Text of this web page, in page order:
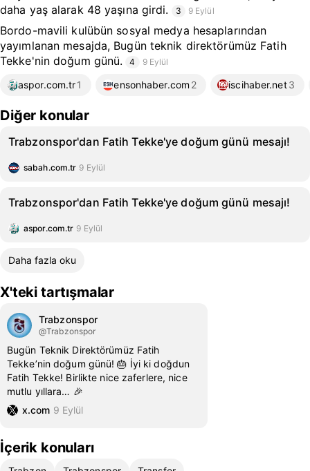
daha yaş alarak 48 yaşına girdi.
3 9 Eylül
Bordo-mavili kulübün sosyal medya hesaplarından
yayımlanan mesajda, Bugün teknik direktörümüz Fatih
Tekke'nin doğum günü.
4 9 Eylül
aspor.com.tr1 ensonhaber.com 2 iscihaber.net3
Diğer konular
Trabzonspor'dan Fatih Tekke'ye doğum günü mesajı!
sabah.com.tr 9 Eylül
Trabzonspor'dan Fatih Tekke'ye doğum günü mesajı!
aspor.com.tr 9 Eylül
Daha fazla oku
X'teki tartışmalar
Trabzonspor
@Trabzonspor
Bugün Teknik Direktörümüz Fatih
Tekke’nin doğum günü! 🎂 İyi ki doğdun
Fatih Tekke! Birlikte nice zaferlere, nice
mutlu yıllara… 🎉
x.com 9 Eylül
İçerik konuları